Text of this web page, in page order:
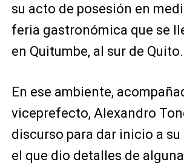
su acto de posesión en
feria gastronómica que se
en Quitumbe, al sur de Quito.
En ese ambiente,
viceprefecto, Alexandro
discurso para dar inicio a
el que dio detalles de